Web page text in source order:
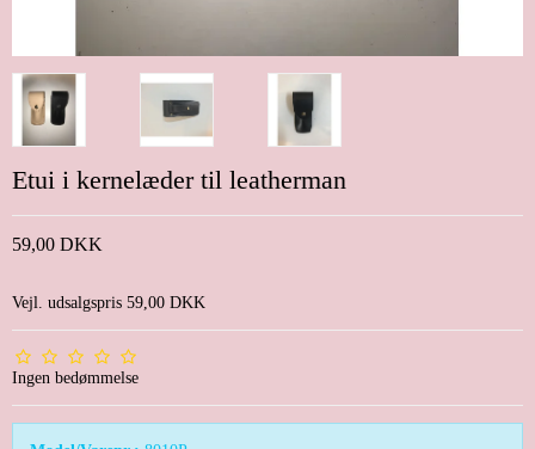
Etui i kernelæder til leatherman
59,00 DKK
Vejl. udsalgspris 59,00 DKK
Ingen bedømmelse